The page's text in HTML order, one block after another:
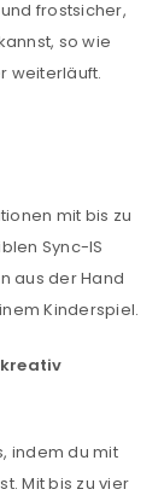
frostsicher,
so wie
weiterläuft.
mit bis zu
Sync-IS
aus der Hand
Kinderspiel.
indem du mit
Mit bis zu vier